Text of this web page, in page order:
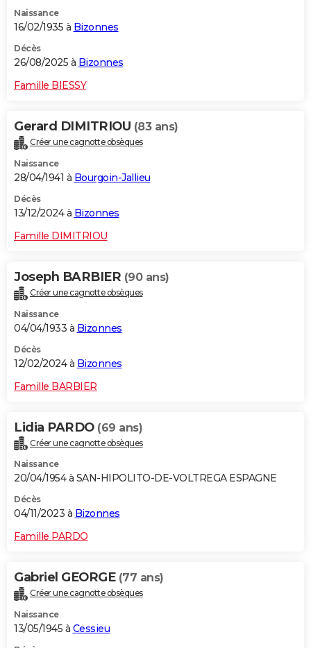
Dictionnaire
Biographies
Citations
Expressions
Proverbes
PROGRAMME TV
COPAINS D'AVANT
S'inscrire
Se connecter
Lycées
Collèges
Primaires
Universités
Entreprises
Service militaire
Avis de recherche
AVIS DE DÉCÈS
Bricolage
Lifestyle
Culture
Sport
Auto
Television
Voyage
Cinema
Naissance
16/02/1935 à Bizonnes
Décès
26/08/2025 à Bizonnes
Famille BIESSY
Gerard DIMITRIOU (83 ans)
Créer une cagnotte obsèques
Naissance
28/04/1941 à Bourgoin-Jallieu
Décès
13/12/2024 à Bizonnes
Famille DIMITRIOU
Joseph BARBIER (90 ans)
Créer une cagnotte obsèques
Naissance
04/04/1933 à Bizonnes
Décès
12/02/2024 à Bizonnes
Famille BARBIER
Lidia PARDO (69 ans)
Créer une cagnotte obsèques
Naissance
20/04/1954 à SAN-HIPOLITO-DE-VOLTREGA ESPAGNE
Décès
04/11/2023 à Bizonnes
Famille PARDO
Gabriel GEORGE (77 ans)
Créer une cagnotte obsèques
Naissance
13/05/1945 à Cessieu